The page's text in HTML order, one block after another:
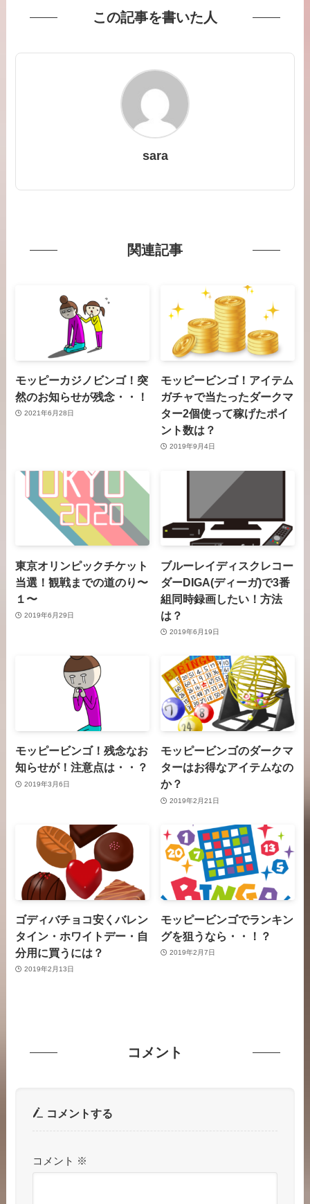
この記事を書いた人
sara
関連記事
モッピーカジノビンゴ！突
然のお知らせが残念・・！
2021年6月28日
モッピービンゴ！アイテム
ガチャで当たったダークマ
ター2個使って稼げたポイ
ント数は？
2019年9月4日
東京オリンピックチケット
当選！観戦までの道のり〜
１〜
2019年6月29日
ブルーレイディスクレコー
ダーDIGA(ディーガ)で3番
組同時録画したい！方法
は？
2019年6月19日
モッピービンゴ！残念なお
知らせが！注意点は・・？
2019年3月6日
モッピービンゴのダークマ
ターはお得なアイテムなの
か？
2019年2月21日
ゴディバチョコ安くバレン
タイン・ホワイトデー・自
分用に買うには？
2019年2月13日
モッピービンゴでランキン
グを狙うなら・・！？
2019年2月7日
コメント
コメントする
コメント ※